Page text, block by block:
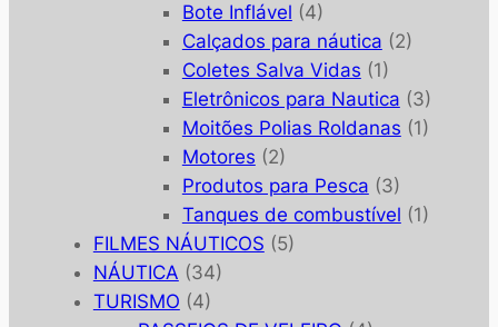
Bote Inflável (4)
Calçados para náutica (2)
Coletes Salva Vidas (1)
Eletrônicos para Nautica (3)
Moitões Polias Roldanas (1)
Motores (2)
Produtos para Pesca (3)
Tanques de combustível (1)
FILMES NÁUTICOS (5)
NÁUTICA (34)
TURISMO (4)